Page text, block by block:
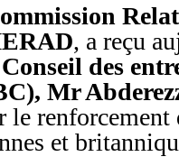
, a reçu
des
Mr
le
et